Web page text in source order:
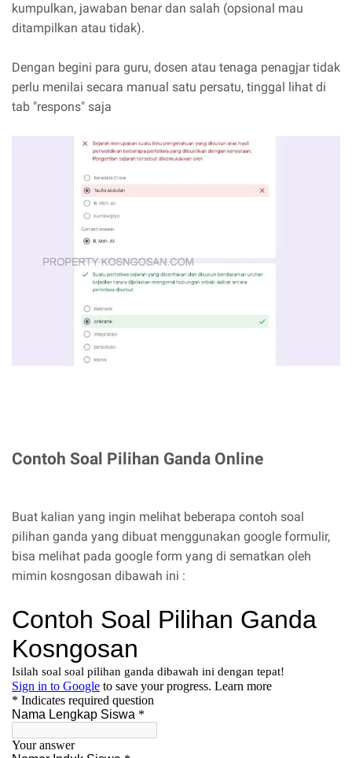
kumpulkan, jawaban benar dan salah (opsional mau
ditampilkan atau tidak).
Dengan begini para guru, dosen atau tenaga penagjar tidak
perlu menilai secara manual satu persatu, tinggal lihat di
tab "respons" saja
Contoh Soal Pilihan Ganda Online
Buat kalian yang ingin melihat beberapa contoh soal
pilihan ganda yang dibuat menggunakan google formulir,
bisa melihat pada google form yang di sematkan oleh
mimin kosngosan dibawah ini :